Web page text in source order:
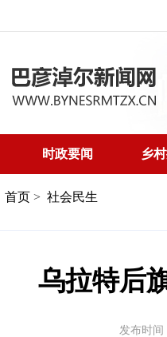
时政要闻 乡
首页 > 社会民生
乌拉特后
发布时间